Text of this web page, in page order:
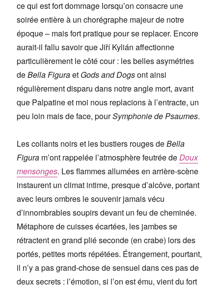
ce qui est fort dommage lorsqu’on consacre une
soirée entière à un chorégraphe majeur de notre
époque – mais fort pratique pour se replacer. Encore
aurait-il fallu savoir que Jiří Kylián affectionne
particulièrement le côté cour : les belles asymétries
deBella Figuraet Gods and Dogsont ainsi
régulièrement disparu dans notre angle mort, avant
que Palpatine et moi nous replacions à l’entracte, un
peu loin mais de face, pourSymphonie de Psaumes.
Les collants noirs et les bustiers rouges deBella
Figura m’ont rappelée l’atmosphère feutrée deDoux
mensonges. Les flammes allumées en arrière-scène
instaurent un climat intime, presque d’alcôve, portant
avec leurs ombres le souvenir jamais vécu
d’innombrables soupirs devant un feu de cheminée.
Métaphore de cuisses écartées, les jambes se
rétractent en grand plié seconde (en crabe) lors des
portés, petites morts répétées. Étrangement, pourtant,
il n’y a pas grand-chose de sensuel dans ces pas de
deux secrets : l’émotion, si l’on est ému, vient du fort